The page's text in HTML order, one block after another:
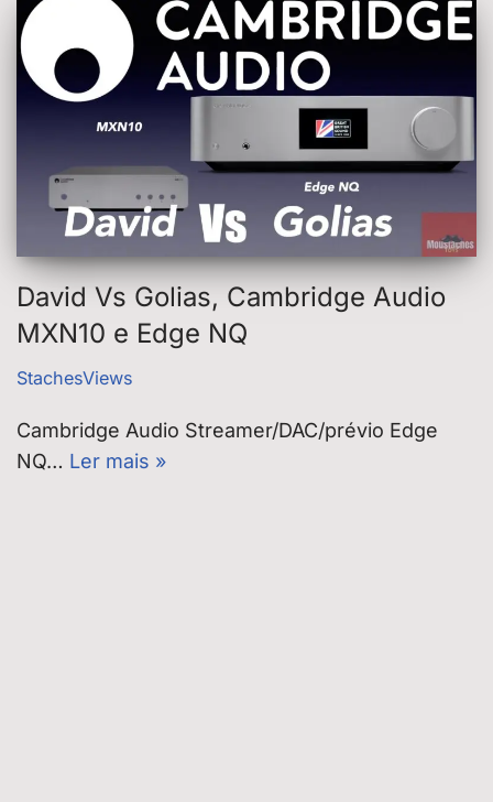
David Vs Golias, Cambridge Audio
MXN10 e Edge NQ
StachesViews
Cambridge Audio Streamer/DAC/prévio Edge
NQ… Ler mais »